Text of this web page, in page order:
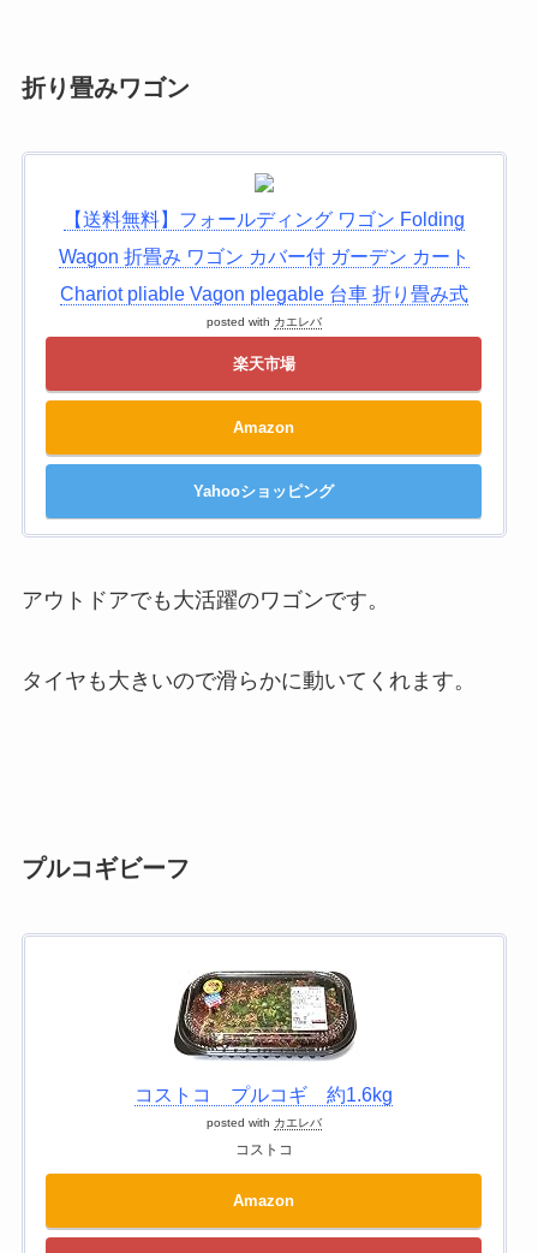
折り畳みワゴン
【送料無料】フォールディング ワゴン Folding
Wagon 折畳み ワゴン カバー付 ガーデン カート
Chariot pliable Vagon plegable 台車 折り畳み式
posted with カエレバ
楽天市場
Amazon
Yahooショッピング
アウトドアでも大活躍のワゴンです。
タイヤも大きいので滑らかに動いてくれます。
プルコギビーフ
コストコ プルコギ 約1.6kg
posted with カエレバ
コストコ
Amazon